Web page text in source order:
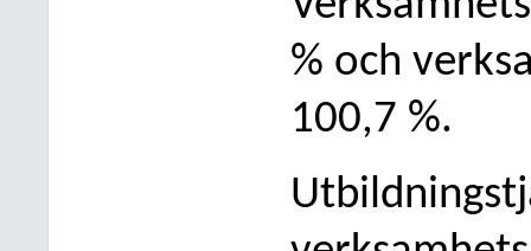
% och
100,7 %.